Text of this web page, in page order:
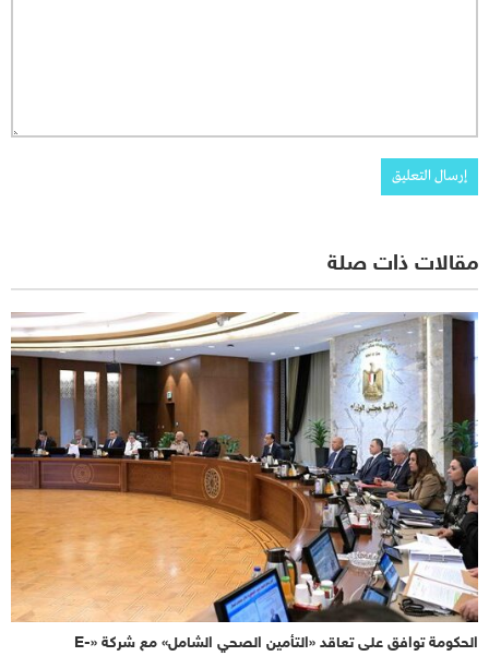
مقالات ذات صلة
الحكومة توافق على تعاقد «التأمين الصحي الشامل» مع شركة «E-